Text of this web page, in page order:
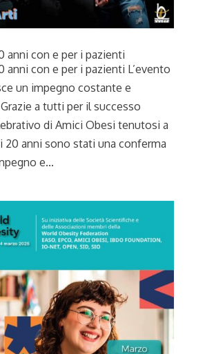
anni con e per i pazienti
anni con e per i pazienti L’evento
un impegno costante e
a tutti per il successo
di Amici Obesi tenutosi a
20 anni sono stati una conferma
e...